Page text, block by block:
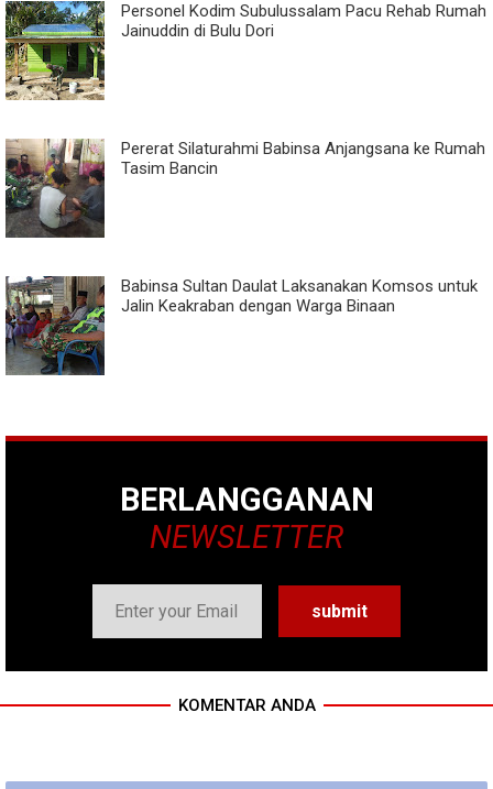
Personel Kodim Subulussalam Pacu Rehab Rumah
Jainuddin di Bulu Dori
Pererat Silaturahmi Babinsa Anjangsana ke Rumah
Tasim Bancin
Babinsa Sultan Daulat Laksanakan Komsos untuk
Jalin Keakraban dengan Warga Binaan
BERLANGGANAN
NEWSLETTER
KOMENTAR ANDA